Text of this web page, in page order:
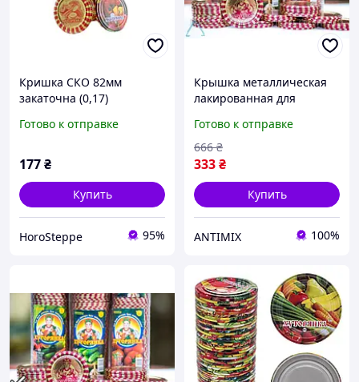
Кришка СКО 82мм
закаточна (0,17)
(лак/лак) ТМ АВЕСТА
Готово к отправке
177₴
Купить
HoroSteppe 95%
Крышка металлическая
лакированная для
для домашнего
использования
герметичная защита
продуктов
Готово к отправке
333₴
666 ₴
Купить
ANTIMIX 100%